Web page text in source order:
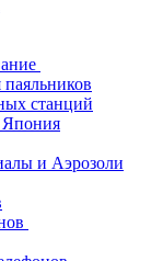
станций
Япония
и Аэрозоли